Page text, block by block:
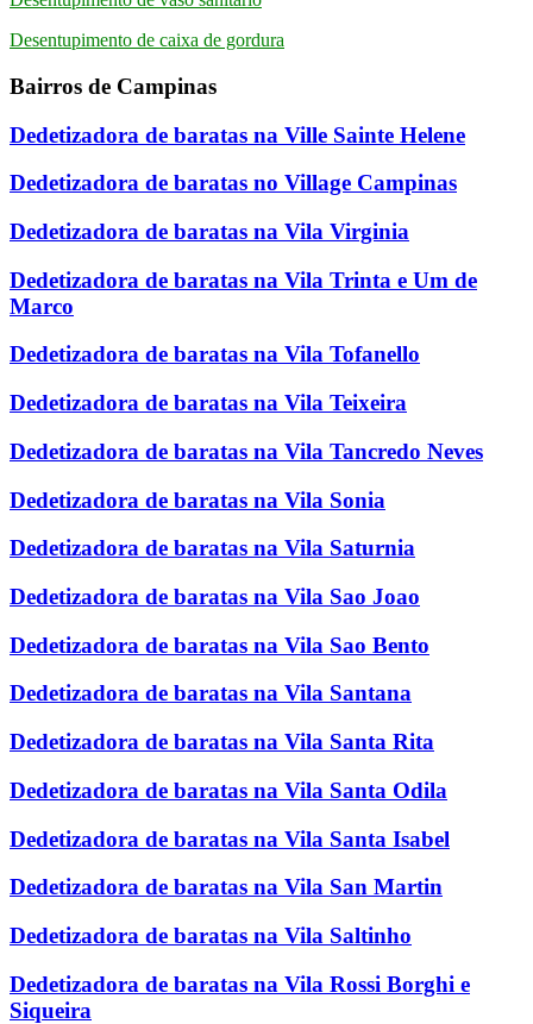
Desentupimento de caixa de gordura
Bairros de Campinas
Dedetizadora de baratas na Ville Sainte Helene
Dedetizadora de baratas no Village Campinas
Dedetizadora de baratas na Vila Virginia
Dedetizadora de baratas na Vila Trinta e Um de
Marco
Dedetizadora de baratas na Vila Tofanello
Dedetizadora de baratas na Vila Teixeira
Dedetizadora de baratas na Vila Tancredo Neves
Dedetizadora de baratas na Vila Sonia
Dedetizadora de baratas na Vila Saturnia
Dedetizadora de baratas na Vila Sao Joao
Dedetizadora de baratas na Vila Sao Bento
Dedetizadora de baratas na Vila Santana
Dedetizadora de baratas na Vila Santa Rita
Dedetizadora de baratas na Vila Santa Odila
Dedetizadora de baratas na Vila Santa Isabel
Dedetizadora de baratas na Vila San Martin
Dedetizadora de baratas na Vila Saltinho
Dedetizadora de baratas na Vila Rossi Borghi e
Siqueira